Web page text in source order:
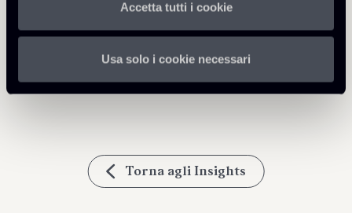
Accetta tutti i cookie
Usa solo i cookie necessari
Condividi
Torna agli Insights